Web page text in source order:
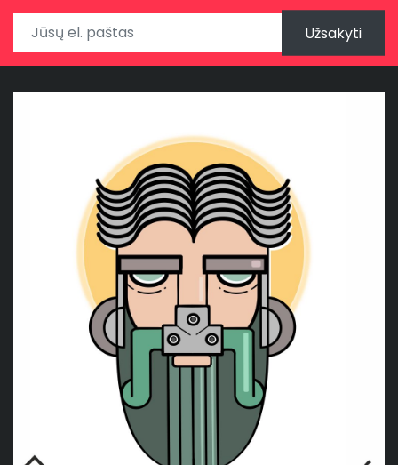
Užsakyti